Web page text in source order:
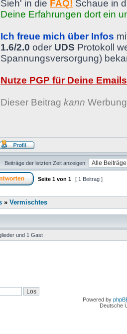
Sieh' in die FAQ! Schaue in
Deine Erfahrungen dort ein
Ich freue mich über Infos
1.6/2.0 oder UDS Protokoll
Spannungsversorgung)
Nutze PGP für Deine
Dieser Beitrag kann
Beiträge der letzten Zeit anzeigen:
Seite 1 von 1 [ 1 Beitrag ]
» Vermischtes
und 1 Gast
Powered by
Deutsche